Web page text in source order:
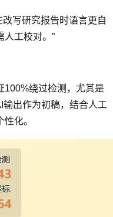
写研究报告时语言更自
人工校对。”
100%绕过检测，尤其是
出作为初稿，结合人工
化。